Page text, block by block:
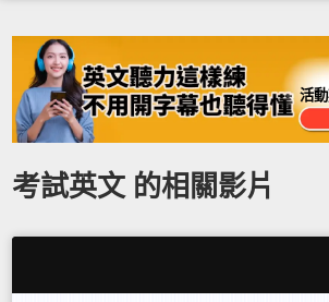
活
考試英文 的相關影片